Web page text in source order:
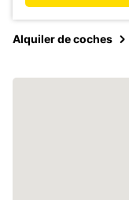
Alquiler de coches